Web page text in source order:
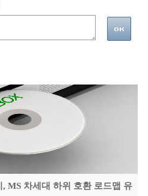
MS 차세대 하위 호환 로드맵 유